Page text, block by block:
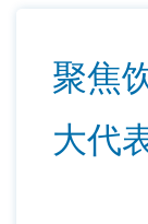
聚焦
大代